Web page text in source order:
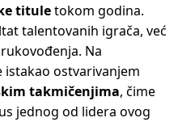
tituletokom godina.
talentovanih igrača, već
Na
istakao ostvarivanjem
takmičenjima, čime
jednog od lidera ovog